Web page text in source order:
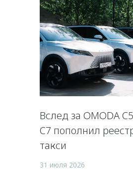
Вслед за OMODA
C7 пополнил
такси
31 июля 2026